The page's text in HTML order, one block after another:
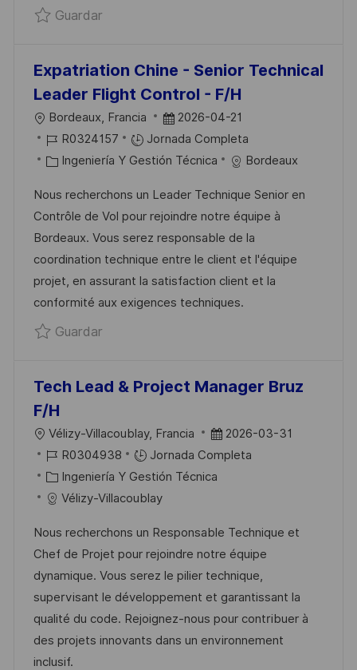
Ó
N
GuardarGuardar Solution Architecte Data/IA (H/
Expatriation Chine - Senior Technical
Leader Flight Control - F/H
U
B
A
C
I
Ó
N
Bordeaux, Francia
F
E
C
A
D
E
P
U
B
A
I
Ó
N
2026-04-21
I
D
E
E
M
P
L
E
O
R0324157
Jornada Completa
C
T
E
G
O
R
Í
A
Ingeniería Y Gestión Técnica Bordeaux
Nous recherchons un Leader Technique Senior en
Contrôle de Vol pour rejoindre notre équipe à
Bordeaux. Vous serez responsable de la
coordination technique entre le client et l'équipe
projet, en assurant la satisfaction client et la
conformité aux exigences techniques.
GuardarGuardar Expatriation Chine - Senior
Tech Lead & Project Manager Bruz
F/H
U
B
C
C
Ó
N
Vélizy-Villacoublay, Francia
F
E
C
D
E
P
U
B
L
2026-03-31
I
D
D
E
M
P
L
E
O
R0304938
Jornada Completa
C
A
E
G
O
R
Í
A
Ingeniería Y Gestión Técnica
Vélizy-Villacoublay
Nous recherchons un Responsable Technique et
Chef de Projet pour rejoindre notre équipe
dynamique. Vous serez le pilier technique,
supervisant le développement et garantissant la
qualité du code. Rejoignez-nous pour contribuer à
des projets innovants dans un environnement
inclusif.